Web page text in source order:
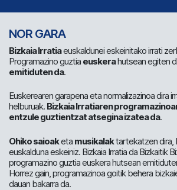
NOR GARA
Bizkaia Irratiaeuskaldunei eskeinitako irrati
Programazino guztia euskerahutsean egiten
emitiduten da.
Euskerearen garapena eta normalizazinoa dira
helburuak. Bizkaia Irratiaren
entzule guztientzat atsegina izatea da.
Ohiko saioaketa musikalaktartekatzen dira,
euskalduna eskeiniz. Bizkaia Irratia da Bizkaitik
programazino guztia euskera hutsean
Horrez gain, programazinoa goitik behera
dauan bakarra da.